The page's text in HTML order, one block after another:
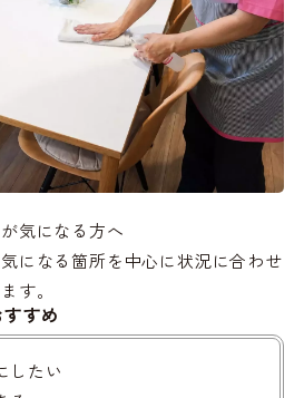
気になる方へ
になる箇所を中心に状況に合わせ
す。
すめ
したい